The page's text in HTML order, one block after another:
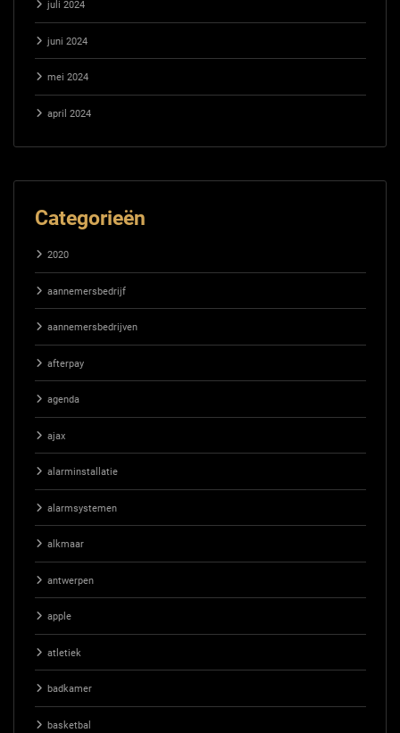
juli 2024
juni 2024
mei 2024
april 2024
Categorieën
2020
aannemersbedrijf
aannemersbedrijven
afterpay
agenda
ajax
alarminstallatie
alarmsystemen
alkmaar
antwerpen
apple
atletiek
badkamer
basketbal